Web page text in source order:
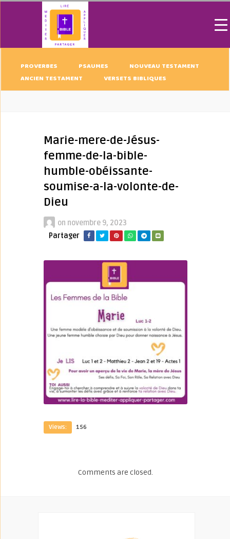
PROVERBES PSAUMES
NOUVEAU TESTAMENT
ANCIEN TESTAMENT
VERSETS BIBLIQUES
Marie-mere-de-Jésus-
femme-de-la-bible-
humble-obéissante-
soumise-a-la-volonte-de-
Dieu
on novembre 9, 2023
Partager
Views: 156
Comments are closed.